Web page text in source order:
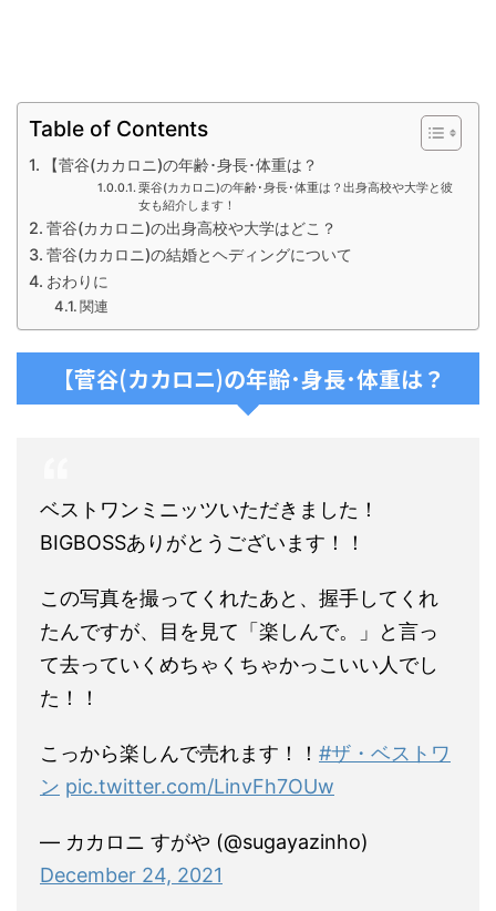
Table of Contents
【菅谷(カカロニ)の年齢･身長･体重は？
栗谷(カカロニ)の年齢･身長･体重は？出身高校や大学と彼
女も紹介します！
菅谷(カカロニ)の出身高校や大学はどこ？
菅谷(カカロニ)の結婚とヘディングについて
おわりに
関連
【菅谷(カカロニ)の年齢･身長･体重は？
ベストワンミニッツいただきました！
BIGBOSSありがとうございます！！
この写真を撮ってくれたあと、握手してくれ
たんですが、目を見て「楽しんで。」と言っ
て去っていくめちゃくちゃかっこいい人でし
た！！
こっから楽しんで売れます！！ #ザ・ベストワ
ン pic.twitter.com/LinvFh7OUw
— カカロニ すがや (@sugayazinho)
December 24, 2021